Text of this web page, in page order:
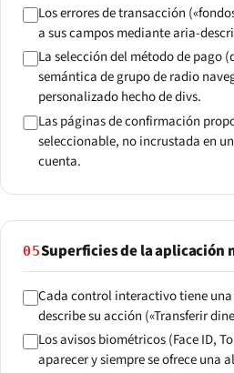
Los errores de transacción
a sus campos mediante aria-
La selección del método de pago
semántica de grupo de radio
personalizado hecho de divs.
Las páginas de confirmación
seleccionable, no incrustada en
cuenta.
05Superficies de la aplicación
Cada control interactivo tiene
describe su acción («Transferir
Los avisos biométricos (Face ID,
aparecer y siempre se ofrece una